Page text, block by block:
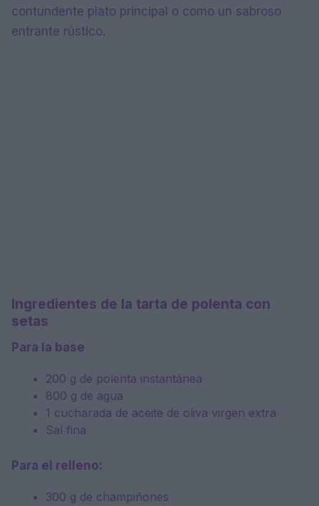
contundente plato principal o como un sabroso
entrante rústico.
Ingredientes de la tarta de polenta con
setas
Para la base
200 g de polenta instantánea
800 g de agua
1 cucharada de aceite de oliva virgen extra
Sal fina
Para el relleno:
300 g de champiñones